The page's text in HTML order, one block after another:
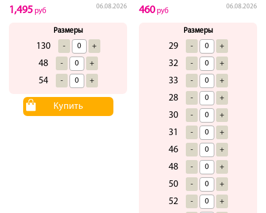
06.08.2026
1,495 руб
Размеры
130 - +
48 - +
54 - +
Купить
06.08.2026
460руб
Размеры
29 - +
32 - +
33 - +
28 - +
30 - +
31 - +
46 - +
48 - +
50 - +
52 - +